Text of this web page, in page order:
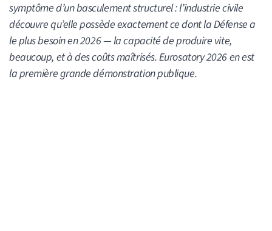
symptôme d’un basculement structurel : l’industrie civile
découvre qu’elle possède exactement ce dont la Défense a
le plus besoin en 2026 — la capacité de produire vite,
beaucoup, et à des coûts maîtrisés. Eurosatory 2026 en est
la première grande démonstration publique.